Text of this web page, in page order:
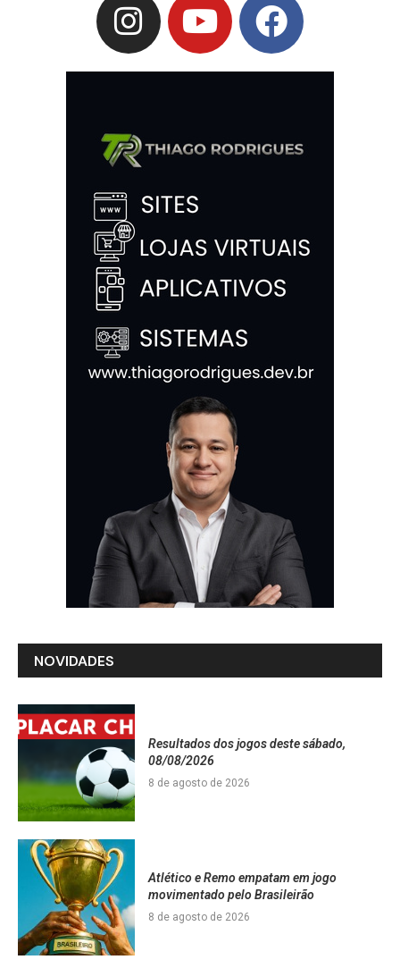
NOVIDADES
Resultados dos jogos deste sábado,
08/08/2026
8 de agosto de 2026
Atlético e Remo empatam em jogo
movimentado pelo Brasileirão
8 de agosto de 2026